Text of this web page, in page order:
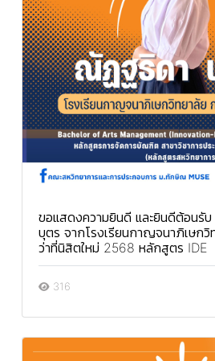
ขอแสดงความยินดี และยินดีต้อนรั
บุตร จากโรงเรียนกาญจนาภิเษกวิ
ว่าที่นิสิตใหม่ 2568 หลักสูตร IDE
316